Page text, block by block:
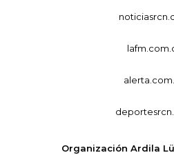
Organización Ardila